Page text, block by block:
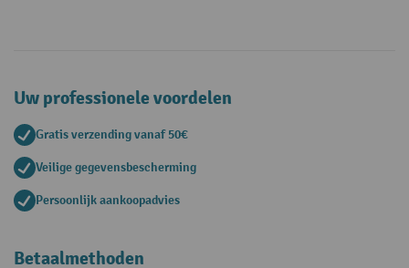
Uw professionele voordelen
Gratis verzending vanaf 50€
Veilige gegevensbescherming
Persoonlijk aankoopadvies
Betaalmethoden